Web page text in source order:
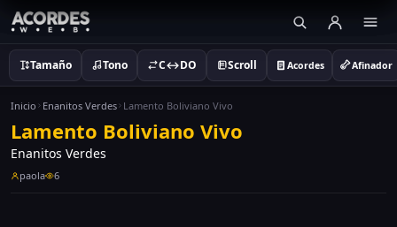
Tamaño Tono C↔DO Scroll Acordes Afinador
Inicio Enanitos Verdes Lamento Boliviano Vivo
Lamento Boliviano Vivo
Enanitos Verdes
paola 6